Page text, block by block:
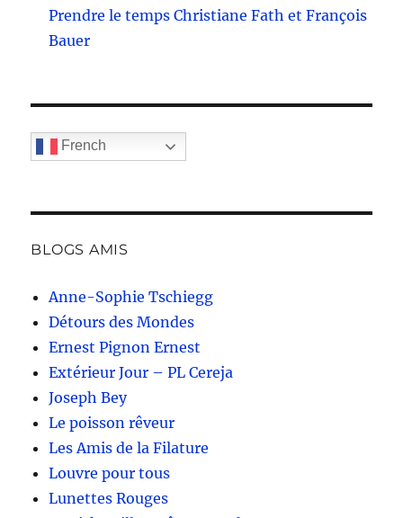
Prendre le temps Christiane Fath et François
Bauer
French
BLOGS AMIS
Anne-Sophie Tschiegg
Détours des Mondes
Ernest Pignon Ernest
Extérieur Jour – PL Cereja
Joseph Bey
Le poisson rêveur
Les Amis de la Filature
Louvre pour tous
Lunettes Rouges